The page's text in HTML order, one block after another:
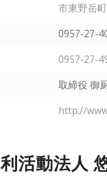
市東野岳
0957-27-
0957-27-
取締役 御
http://
活動法人